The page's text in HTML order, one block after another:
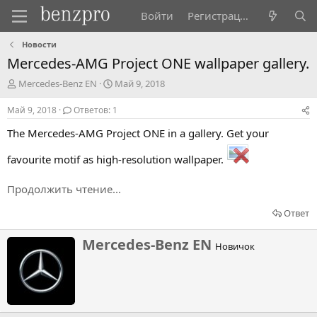
Войти Регистрация
Новости
Mercedes-AMG Project ONE wallpaper gallery.
А
в
т
о
р
е
ы
Mercedes-Benz EN
Д
а
т
а
н
ч
а
Май 9, 2018
Май 9, 2018 Ответов: 1
The Mercedes-AMG Project ONE in a gallery. Get your
favourite motif as high-resolution wallpaper.
Продолжить чтение...
Ответ
Н
аMercedes-Benz EN Новичок